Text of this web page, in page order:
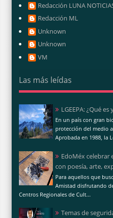
Redacción LUNA
Redacción ML
Unknown
Unknown
VM
Las más leídas
LGEEPA: ¿Qué
En un país con gran
protección del medio
Aprobada en 1988, la
EdoMéx celebrar
con poesía, arte,
Para aquellos que
Amistad disfrutando
Centros Regionales de Cult...
Temas de